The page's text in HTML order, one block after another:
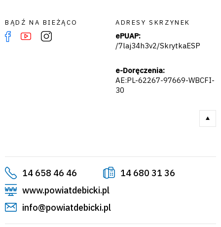
BĄDŹ NA BIEŻĄCO ADRESY SKRZYNEK
ePUAP:
/7laj34h3v2/SkrytkaESP
e-Doręczenia:
AE:PL-62267-97669-WBCFI-
30
14 658 46 46
14 680 31 36
www.powiatdebicki.pl
info@powiatdebicki.pl